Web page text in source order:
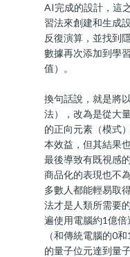
AI完成的設計，這
習法來創建和生成
反復演算，並找到
數據再次添加到學
值）。
換句話說，就是將
法），改為是從大
的正向元素（模式
本效益，但其結果
最後導致有既視感
商品化的表現也不
多數人都能輕易取
法才是人類所需要
遍使用電腦約1億倍
（和傳統電腦的0
的量子位元達到量